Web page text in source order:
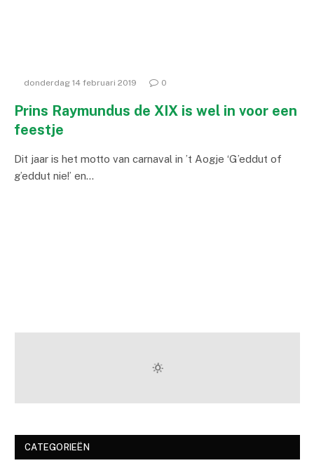
donderdag 14 februari 2019 0
Prins Raymundus de XIX is wel in voor een
feestje
Dit jaar is het motto van carnaval in ’t Aogje ‘G’eddut of
g’eddut nie!’ en…
CATEGORIEËN